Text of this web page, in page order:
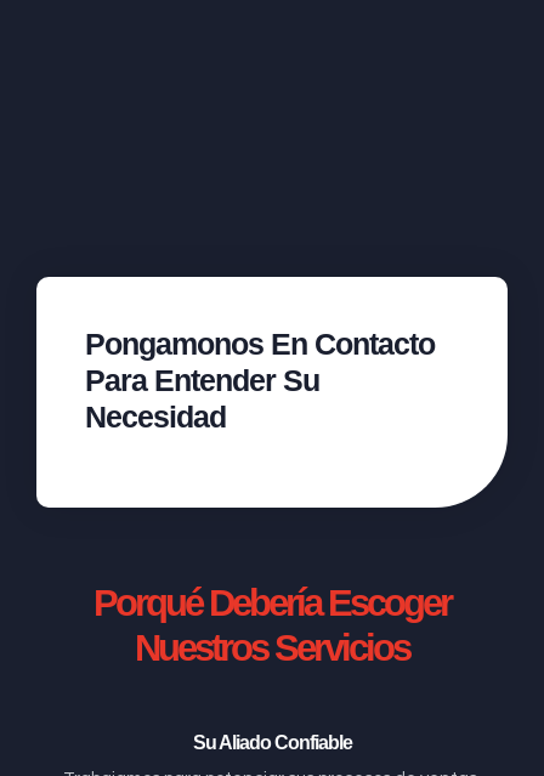
Pongamonos En Contacto
Para Entender Su
Necesidad
Porqué Debería Escoger
Nuestros Servicios
Su Aliado Confiable